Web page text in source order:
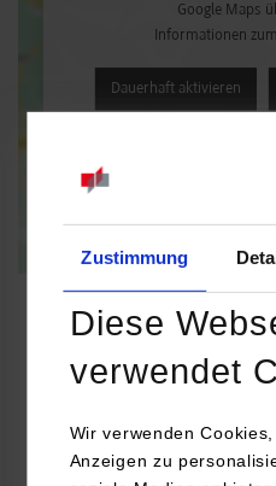
Zustimmung
Diese
verwendet
Wir verwenden
Anzeigen zu
Google Maps
Informationen zum
Dauerhaft aktivieren
Wirtschaftsingenieurwesen /
ENGIE Deutschland GmbH
Hessbruehlstr 51